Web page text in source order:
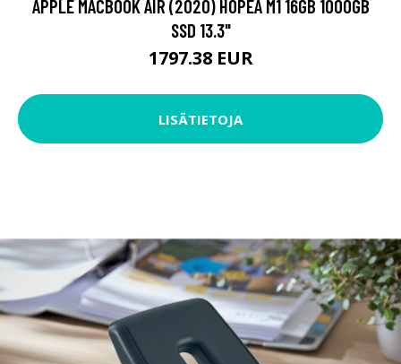
APPLE MACBOOK AIR (2020) HOPEA M1 16GB 1000GB
SSD 13.3"
1797.38 EUR
LISÄTIETOJA